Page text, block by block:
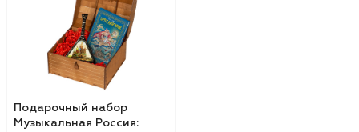
Подарочный набор
Музыкальная Россия: